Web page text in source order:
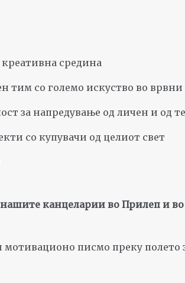
средина
тим со големо искуство во
за напредување од личен и од
со купувачи од целиот свет
канцеларии во Прилеп и во
писмо преку полето